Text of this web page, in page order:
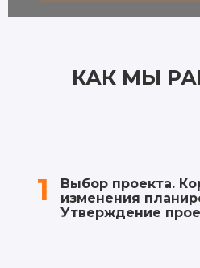
КАК МЫ
1
Выбор проекта.
изменения
Утверждение